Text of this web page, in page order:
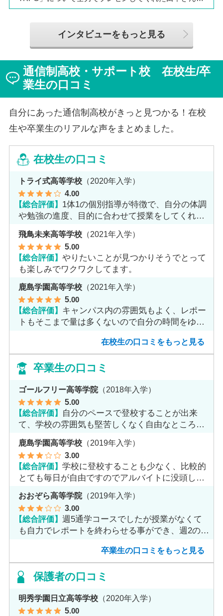
は、全日制高校での生活の中で体調を崩し、12月に第一
トやスクーリングをこなしながら、自分らしく過ごせる
ようになった2か月を振り返ってお話いただきました。
「通信制高校は家で一人で勉強するもの」というイメー
ジを持っていた田中さんですが、キャンパスでフェロー
（先生）や仲間に囲まれる中で、その不安は希望へと変
わったと言います。
インタビューをもっと見る
通信制高校・サポート校 在校生/卒
業生の口コミ
自分にあった通信制高校がきっと見つかる！在校
生や卒業生のリアルな声をまとめました。
在校生の口コミ
トライ式高等学校 （2020年入学）
4.00
【総合評価】 1体1の個別指導が特徴で、自分の体調
や勉強の進度、目的に合わせて授業をしてくれま
飛鳥未来高等学校 （2021年入学）
5.00
【総合評価】やりたいことが見つかりそうでとって
も楽しみでワクワクしてます。
鹿島学園高等学校 （2021年入学）
5.00
【総合評価】 キャンパス内の雰囲気もよく、レポー
トもそこまで量は多くないので自分の時間をゆっ
在校生の口コミをもっと見る
卒業生の口コミ
ゴールフリー高等学院（2018年入学）
5.00
【総合評価】 自分のペースで登校することが出来
て、学校の雰囲気も堅苦しくなく自由なところが
鹿島学園高等学校 （2019年入学）
3.00
【総合評価】学校に登校することも少なく、比較的
とても毎日が自由ですのでアルバイトに没頭して
おおぞら高等学院（2019年入学）
3.00
【総合評価】週5通学コースでしたが授業がなくて
も自力でレポートを終わらせる事ができ、週2のコ
卒業生の口コミをもっと見る
保護者の口コミ
明秀学園日立高等学校 （2020年入学）
5.00